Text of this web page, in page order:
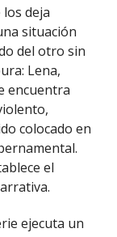
deja
situación
del otro sin
Lena,
encuentra
colocado en
el
ejecuta un